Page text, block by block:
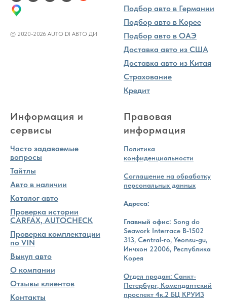
© 2020-2026 AUTO DI АВТО ДИ
Подбор авто в Германии
Подбор авто в Корее
Подбор авто в ОАЭ
Доставка авто из США
Доставка авто из Китая
Страхование
Кредит
Информация и
сервисы
Часто задаваемые
вопросы
Тайтлы
Авто в наличии
Каталог авто
Проверка истории
CARFAX, AUTOCHECK
Проверка комплектации
по VIN
Выкуп авто
О компании
Отзывы клиентов
Контакты
Правовая
информация
Политика
конфиденциальности
Соглашение на обработку
персональных данных
Адреса:
Главный офис: Song do
Seawork Interrace B-1502
313, Central-ro, Yeonsu-gu,
Инчхон 22006, Республика
Корея
Отдел продаж: Санкт-
Петербург, Комендантский
проспект 4к.2 БЦ КРУИЗ